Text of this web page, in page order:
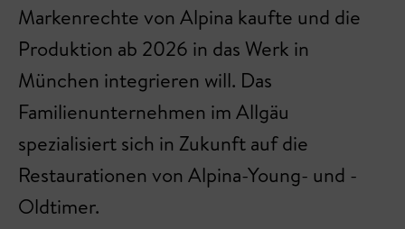
Markenrechte von Alpina kaufte und die
Produktion ab 2026 in das Werk in
München integrieren will. Das
Familienunternehmen im Allgäu
spezialisiert sich in Zukunft auf die
Restaurationen von Alpina-Young- und -
Oldtimer.